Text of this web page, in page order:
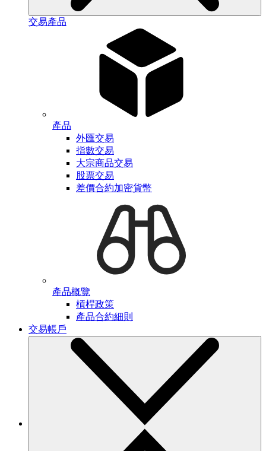
交易產品
產品
外匯交易
指數交易
大宗商品交易
股票交易
差價合約加密貨幣
產品概覽
槓桿政策
產品合約細則
交易帳戶